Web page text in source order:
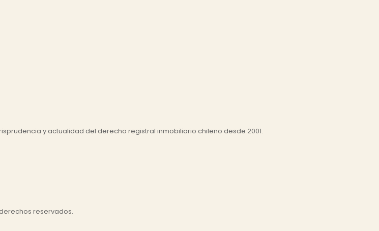
y actualidad del derecho registral inmobiliario chileno desde 2001.
reservados.